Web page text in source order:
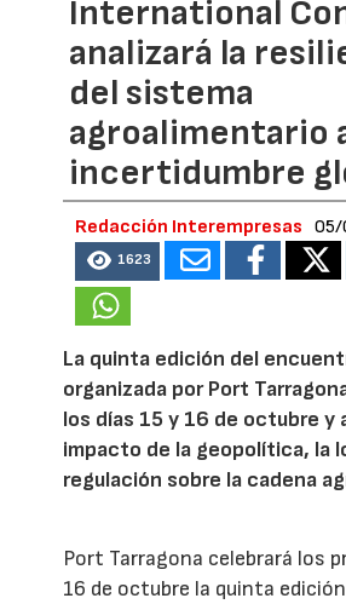
International
analizará la
del sistema
agroalimentario
incertidumbre
Redacción Interempresas 05/
1623
La quinta edición del
organizada por Port
los días 15 y 16 de octubre y
impacto de la geopolítica, la
regulación sobre la cadena
Port Tarragona celebrará los
16 de octubre la quinta